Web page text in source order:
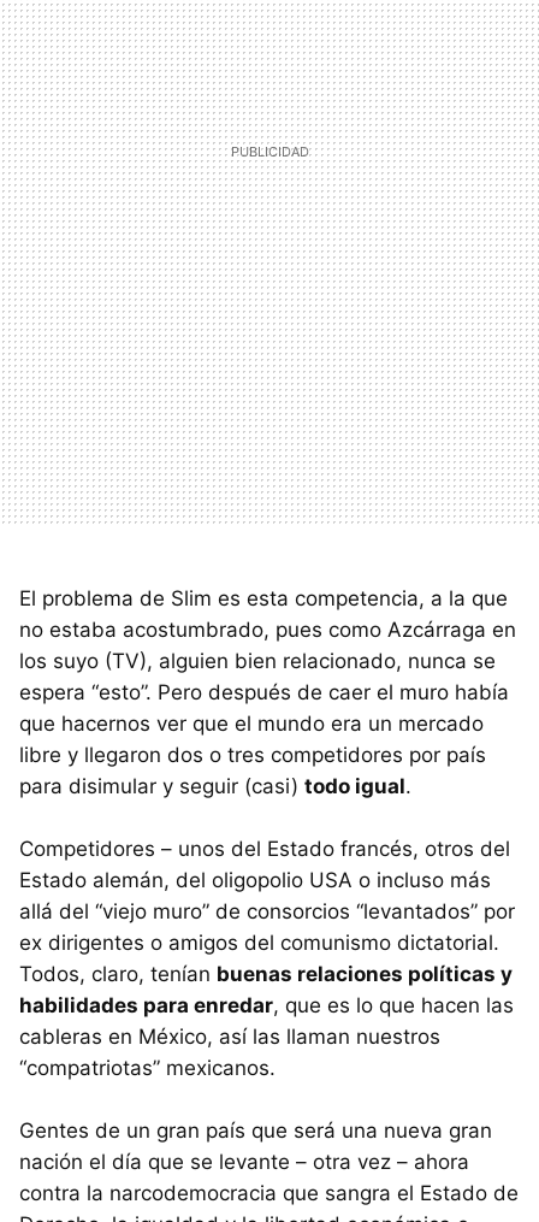
El problema de Slim es esta competencia, a la que
no estaba acostumbrado, pues como Azcárraga en
los suyo (TV), alguien bien relacionado, nunca se
espera “esto”. Pero después de caer el muro había
que hacernos ver que el mundo era un mercado
libre y llegaron dos o tres competidores por país
para disimular y seguir (casi) todo igual.
Competidores – unos del Estado francés, otros del
Estado alemán, del oligopolio USA o incluso más
allá del “viejo muro” de consorcios “levantados” por
ex dirigentes o amigos del comunismo dictatorial.
Todos, claro, tenían buenas relaciones políticas y
habilidades para enredar, que es lo que hacen las
cableras en México, así las llaman nuestros
“compatriotas” mexicanos.
Gentes de un gran país que será una nueva gran
nación el día que se levante – otra vez – ahora
contra la narcodemocracia que sangra el Estado de